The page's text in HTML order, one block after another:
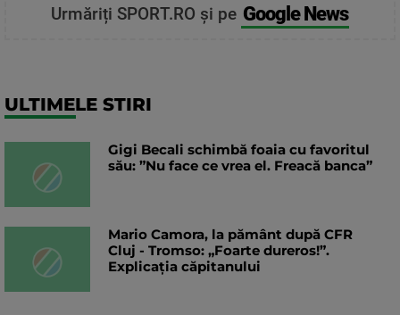
Urmăriți SPORT.RO și pe Google News
ULTIMELE STIRI
Gigi Becali schimbă foaia cu favoritul
său: ”Nu face ce vrea el. Freacă banca”
Mario Camora, la pământ după CFR
Cluj - Tromso: „Foarte dureros!”.
Explicația căpitanului